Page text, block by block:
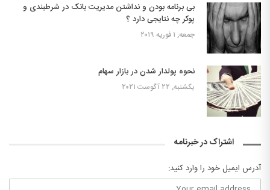
بی برنامه بودن و نداشتن مدیریت بانک در شرطبندی و
پوکر چه نتایجی دارد ؟
جمعه, ۱ فوریه ۲۰۱۹
نحوه پولدار شدن در بازار سهام
یکشنبه, ۲۲ آگوست ۲۰۲۱
اشتراک در خبرنامه
آدرس ایمیل خود را وارد کنید: